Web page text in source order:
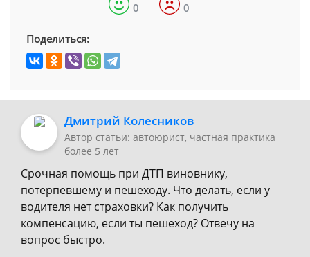
0 0
Поделиться:
Дмитрий Колесников
Автор статьи: автоюрист, частная практика
более 5 лет
Срочная помощь при ДТП виновнику,
потерпевшему и пешеходу. Что делать, если у
водителя нет страховки? Как получить
компенсацию, если ты пешеход? Отвечу на
вопрос быстро.